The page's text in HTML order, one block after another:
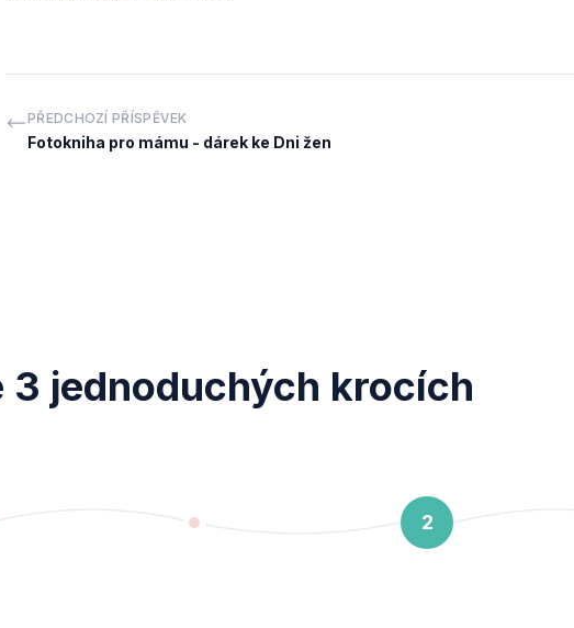
PŘEDCHOZÍ PŘÍSPĚVEK
Fotokniha pro mámu - dárek ke Dni žen
3 jednoduchých krocích
2